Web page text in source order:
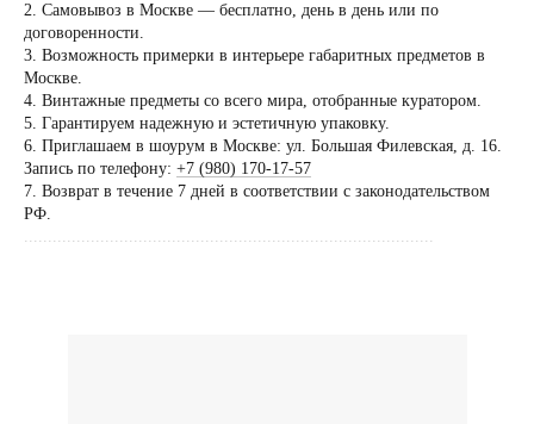
2. Самовывоз в Москве — бесплатно, день в день или по
договоренности.
3. Возможность примерки в интерьере габаритных предметов в
Москве.
4. Винтажные предметы со всего мира, отобранные куратором.
5. Гарантируем надежную и эстетичную упаковку.
6. Приглашаем в шоурум в Москве: ул. Большая Филевская, д. 16.
Запись по телефону: +7 (980) 170-17-57
7. Возврат в течение 7 дней в соответствии с законодательством
РФ.
......................................................................................
Вы можете
Евгении
архитектору и
Посещение только
договоренности